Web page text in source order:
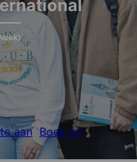
aan Boek nu